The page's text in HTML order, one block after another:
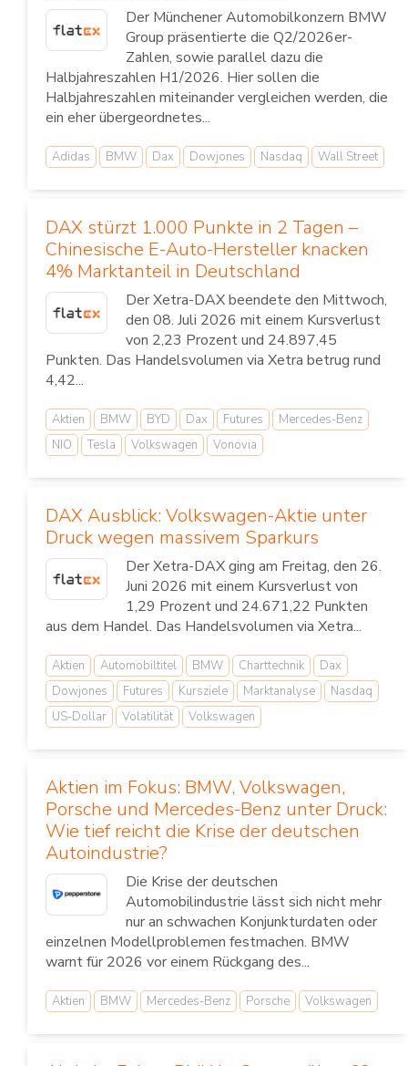
Der Münchener Automobilkonzern BMW
Group präsentierte die Q2/2026er-
Zahlen, sowie parallel dazu die
Halbjahreszahlen H1/2026. Hier sollen die
Halbjahreszahlen miteinander vergleichen werden, die
ein eher übergeordnetes...
Adidas BMW Dax Dowjones Nasdaq Wall Street
DAX stürzt 1.000 Punkte in 2 Tagen –
Chinesische E-Auto-Hersteller knacken
4% Marktanteil in Deutschland
Der Xetra-DAX beendete den Mittwoch,
den 08. Juli 2026 mit einem Kursverlust
von 2,23 Prozent und 24.897,45
Punkten. Das Handelsvolumen via Xetra betrug rund
4,42...
Aktien BMW BYD Dax Futures
Mercedes-Benz
NIO
Tesla Volkswagen Vonovia
DAX Ausblick: Volkswagen-Aktie unter
Druck wegen massivem Sparkurs
Der Xetra-DAX ging am Freitag, den 26.
Juni 2026 mit einem Kursverlust von
1,29 Prozent und 24.671,22 Punkten
aus dem Handel. Das Handelsvolumen via Xetra...
Aktien Automobiltitel BMW Charttechnik
Dax
Dowjones
Futures Kursziele Marktanalyse
Nasdaq
US-Dollar
Volatilität Volkswagen
Aktien im Fokus: BMW, Volkswagen,
Porsche und Mercedes-Benz unter Druck:
Wie tief reicht die Krise der deutschen
Autoindustrie?
Die Krise der deutschen
Automobilindustrie lässt sich nicht mehr
nur an schwachen Konjunkturdaten oder
einzelnen Modellproblemen festmachen. BMW
warnt für 2026 vor einem Rückgang des...
Aktien BMW Mercedes-Benz Porsche Volkswagen